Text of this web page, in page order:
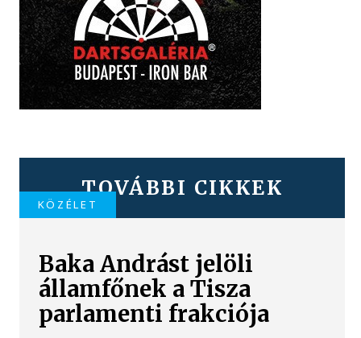
TOVÁBBI CIKKEK
KÖZÉLET
Baka Andrást jelöli
államfőnek a Tisza
parlamenti frakciója